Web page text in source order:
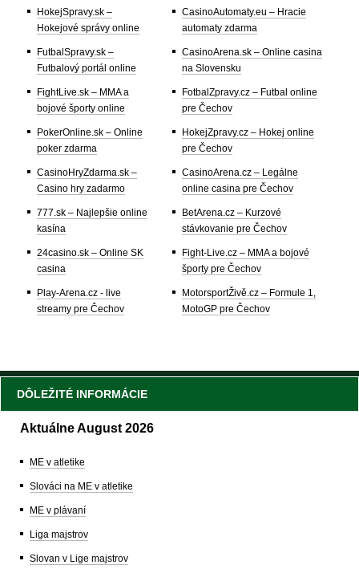
HokejSpravy.sk –
Hokejové správy online
FutbalSpravy.sk –
Futbalový portál online
FightLive.sk – MMA a
bojové športy online
PokerOnline.sk – Online
poker zdarma
CasinoHryZdarma.sk –
Casino hry zadarmo
777.sk – Najlepšie online
kasína
24casino.sk – Online SK
casina
Play-Arena.cz - live
streamy pre Čechov
CasinoAutomaty.eu – Hracie
automaty zdarma
CasinoArena.sk – Online casina
na Slovensku
FotbalZpravy.cz – Futbal online
pre Čechov
HokejZpravy.cz – Hokej online
pre Čechov
CasinoArena.cz – Legálne
online casina pre Čechov
BetArena.cz – Kurzové
stávkovanie pre Čechov
Fight-Live.cz – MMA a bojové
športy pre Čechov
MotorsportŽivě.cz – Formule 1,
MotoGP pre Čechov
DÔLEŽITÉ INFORMÁCIE
Aktuálne August 2026
ME v atletike
Slováci na ME v atletike
ME v plávaní
Liga majstrov
Slovan v Lige majstrov